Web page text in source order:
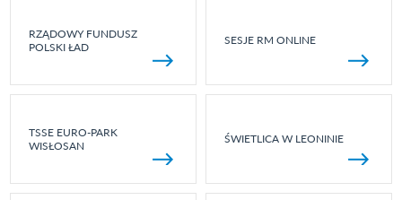
RZĄDOWY FUNDUSZ
POLSKI ŁAD
SESJE RM ONLINE
TSSE EURO-PARK
WISŁOSAN
ŚWIETLICA W LEONINIE